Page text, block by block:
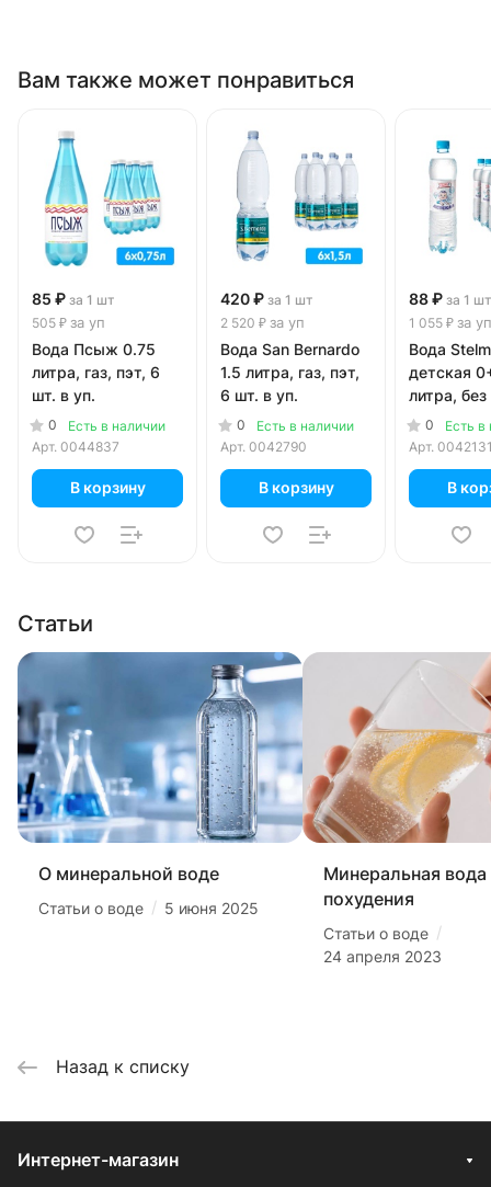
Вам также может понравиться
85 ₽ за 1 шт
505 ₽ за уп
Вода Псыж 0.75
литра, газ, пэт, 6
шт. в уп.
0
Есть в наличии
Арт. 0044837
В корзину
420 ₽ за 1 шт
2 520 ₽ за уп
Вода San Bernardo
1.5 литра, газ, пэт,
6 шт. в уп.
0
Есть в наличии
Арт. 0042790
В корзину
88 ₽ за 1 шт
1 055 ₽ за уп
Вода
детская
литра, без
пэт, 12
0
Есть в
Арт.
В
Статьи
О минеральной воде
Статьи о воде / 5 июня 2025
Минеральная вода
похудения
Статьи о воде /
24 апреля 2023
Назад к списку
Интернет-магазин